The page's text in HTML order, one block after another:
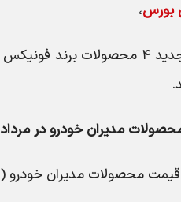
بورس،
خودرو در مرداد ۱۴۰۴ به شرح زیر است:
قیمت محصولات مدیران خودرو